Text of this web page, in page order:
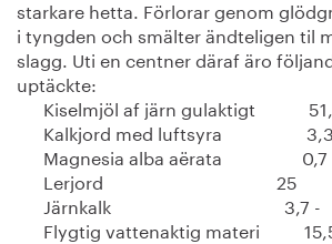
starkare hetta. Förlorar genom
i tyngden och smälter ändteligen til
slagg. Uti en centner däraf äro
uptäckte:
Kiselmjöl af järn gulaktigt
Kalkjord med luftsyra
Magnesia alba aërata 0,7
Lerjord 25
Järnkalk 3,7 -
Flygtig vattenaktig materi